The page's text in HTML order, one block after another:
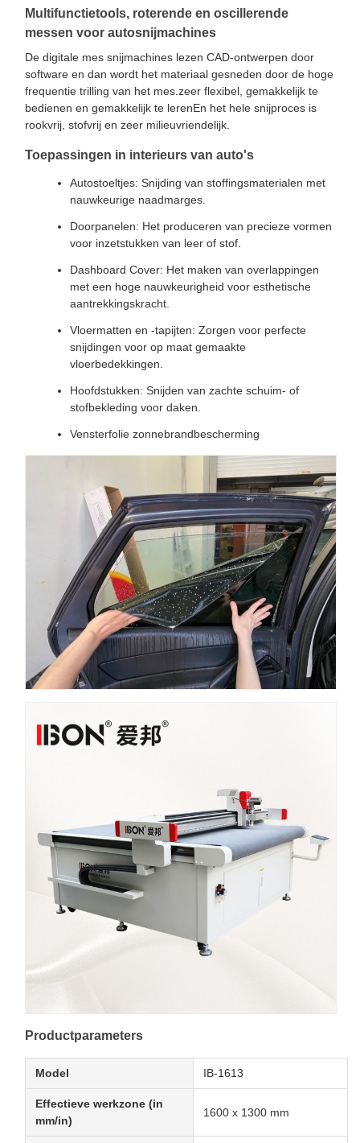
Multifunctietools, roterende en oscillerende
messen voor autosnijmachines
De digitale mes snijmachines lezen CAD-ontwerpen door
software en dan wordt het materiaal gesneden door de hoge
frequentie trilling van het mes.zeer flexibel, gemakkelijk te
bedienen en gemakkelijk te lerenEn het hele snijproces is
rookvrij, stofvrij en zeer milieuvriendelijk.
Toepassingen in interieurs van auto's
Autostoeltjes: Snijding van stoffingsmaterialen met
nauwkeurige naadmarges.
Doorpanelen: Het produceren van precieze vormen
voor inzetstukken van leer of stof.
Dashboard Cover: Het maken van overlappingen
met een hoge nauwkeurigheid voor esthetische
aantrekkingskracht.
Vloermatten en -tapijten: Zorgen voor perfecte
snijdingen voor op maat gemaakte
vloerbedekkingen.
Hoofdstukken: Snijden van zachte schuim- of
stofbekleding voor daken.
Vensterfolie zonnebrandbescherming
Productparameters
Model IB-1613
Effectieve werkzone (in
mm/in)
1600 x 1300 mm